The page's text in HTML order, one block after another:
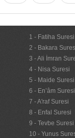
1 - Fatiha Suresi
2 - Bakara
3 - Ali İmran
4 - Nisa Suresi
5 - Maide Suresi
6 - En’âm Suresi
7 - A'raf Suresi
8 - Enfal Suresi
9 - Tevbe Suresi
10 - Yunus